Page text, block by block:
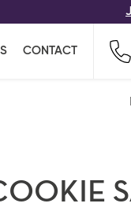
CONTACT
TOUTES
nous vos
au plus
ne rien oublier !